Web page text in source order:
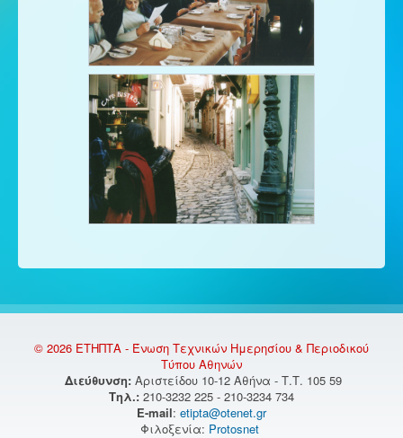
© 2026 ΕΤΗΠΤΑ - Ένωση Τεχνικών Ημερησίου & Περιοδικού
Τύπου Αθηνών
Διεύθυνση: Αριστείδου 10-12 Αθήνα - Τ.Τ. 105 59
Τηλ.: 210-3232 225 - 210-3234 734
E-mail: etipta@otenet.gr
Φιλοξενία: Protosnet